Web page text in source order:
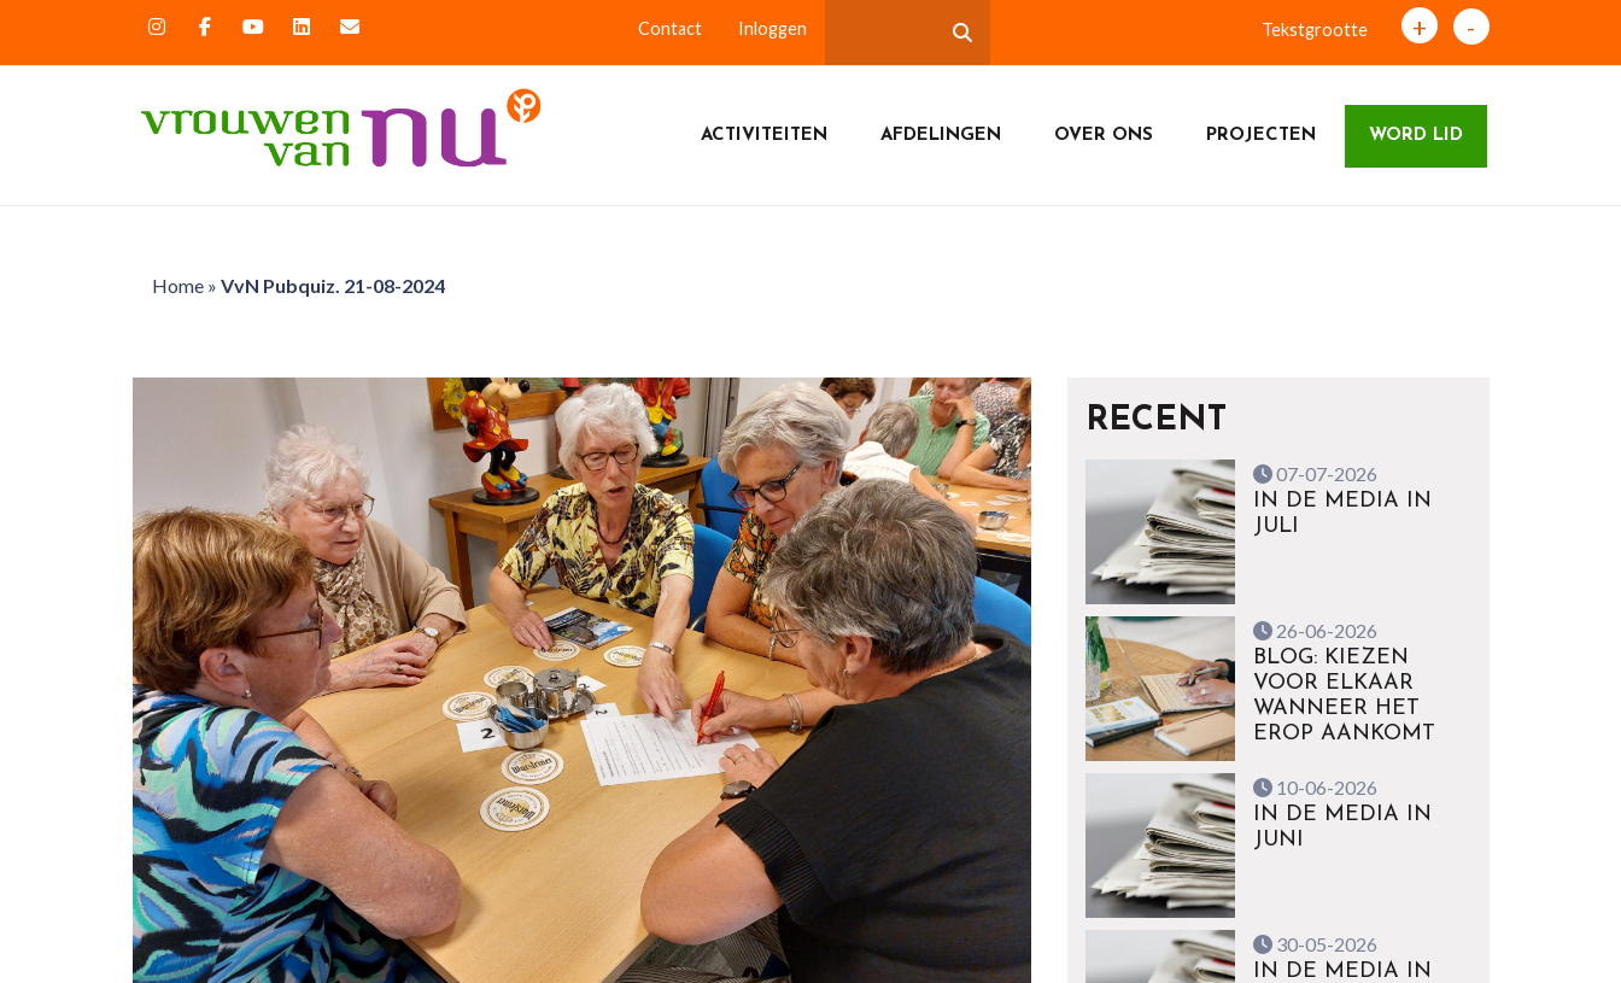
Contact Inloggen Tekstgrootte + -
ACTIVITEITEN AFDELINGEN OVER ONS PROJECTEN WORD LID
Home» VvN Pubquiz. 21-08-2024
RECENT
07-07-2026
IN DE MEDIA IN
JULI
26-06-2026
BLOG: KIEZEN
VOOR ELKAAR
WANNEER HET
EROP AANKOMT
10-06-2026
IN DE MEDIA IN
JUNI
30-05-2026
IN DE MEDIA IN